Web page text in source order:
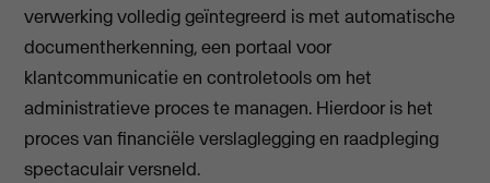
verwerking volledig geïntegreerd is met automatische
documentherkenning, een portaal voor
klantcommunicatie en controletools om het
administratieve proces te managen. Hierdoor is het
proces van financiële verslaglegging en raadpleging
spectaculair versneld.